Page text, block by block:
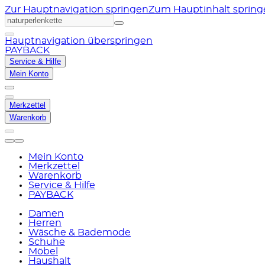
Zur Hauptnavigation springenZum Hauptinhalt
Hauptnavigation überspringen
PAYBACK
Service & Hilfe
Mein Konto
Merkzettel
Warenkorb
Mein Konto
Merkzettel
Warenkorb
Service & Hilfe
PAYBACK
Damen
Herren
Wäsche & Bademode
Schuhe
Möbel
Haushalt